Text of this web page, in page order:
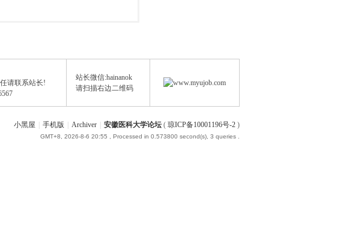
请联系站长!
站长微信:hainanok
请扫描右边二维码
小黑屋 手机版 Archiver 安徽医科大学论坛 ( 琼ICP备10001196号-2 )
GMT+8, 2026-8-6 20:55 , Processed in 0.573800 second(s), 3 queries .